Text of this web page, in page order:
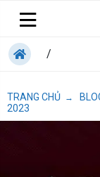
/
TRANG CHỦ →
2023